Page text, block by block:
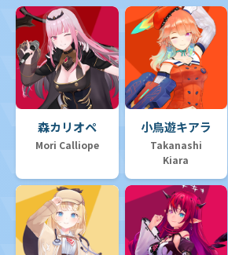
森カリオペ
Mori Calliope
小鳥遊キアラ
Takanashi
Kiara